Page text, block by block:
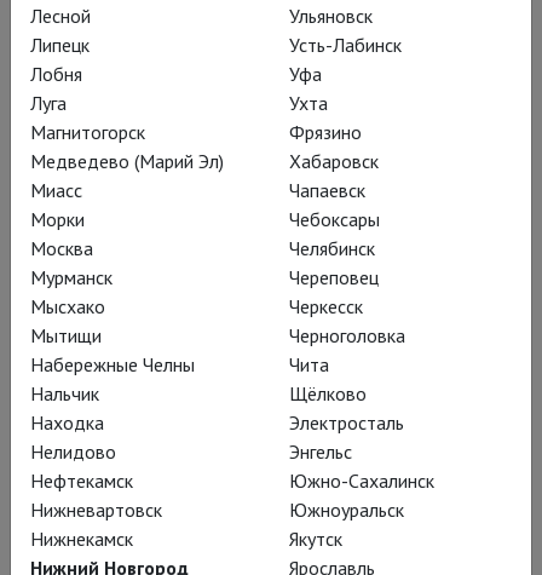
снаружи, бурлаках внутри – не в
ладах с названием. Эльдар Рязанов
переименовал Островского в
без
воспоминаний об этом ключевом
позднесоветском фильме – никак, и
моссоветовская версия без них не
Дмитрий Крымов – в
«Безприданницу»
, Евгений Марчелли
– в «БЕСприданницу» (только Пётр
Наумович Фоменко сохранил
верность букве ХIХ века). Вроде,
пустяк, озорство дизайна, знак
отличия в афише – однако ж и чёткая
эмоциональная метка;
Лесной
Липецк
Лобня
Луга
Магнитогорск
Медведево (Марий Эл)
Миасс
Морки
Москва
Мурманск
Мысхако
Мытищи
Набережные Челны
Нальчик
Находка
Нелидово
Нефтекамск
Нижневартовск
Нижнекамск
Нижний Новгород
Ульяновск
Усть-Лабинск
Уфа
Ухта
Фрязино
Хабаровск
Чапаевск
Чебоксары
Челябинск
Череповец
Черкесск
Черноголовка
Чита
Щёлково
Электросталь
Энгельс
Южно-Сахалинск
Южноуральск
Якутск
Ярославль